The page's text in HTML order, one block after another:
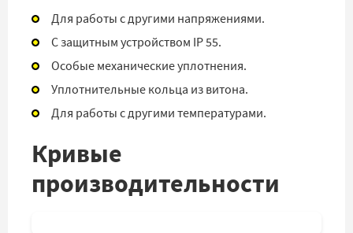
Для работы с другими напряжениями.
С защитным устройством IP 55.
Особые механические уплотнения.
Уплотнительные кольца из витона.
Для работы с другими температурами.
Кривые
производительности